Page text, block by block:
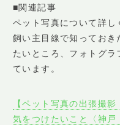
■関連記事
ペット写真について詳し
飼い主目線で知ってお
たいところ、フォトグ
ています。
【ペット写真の出張撮
気をつけたいこと〈神戸